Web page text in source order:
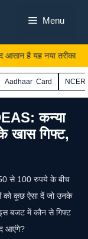
Menu
है यह नया तरीका
Aadhaar Card
कन्या
खास गिफ्ट,
से 100 रुपये के बीच
को कुछ ऐसा दें जो उनके
बजट में कौन से गिफ्ट
आएंगे?